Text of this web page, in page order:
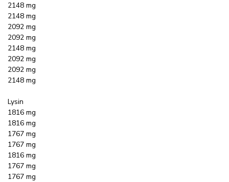
2148 mg
2148 mg
2092 mg
2092 mg
2148 mg
2092 mg
2092 mg
2148 mg
Lysin
1816 mg
1816 mg
1767 mg
1767 mg
1816 mg
1767 mg
1767 mg